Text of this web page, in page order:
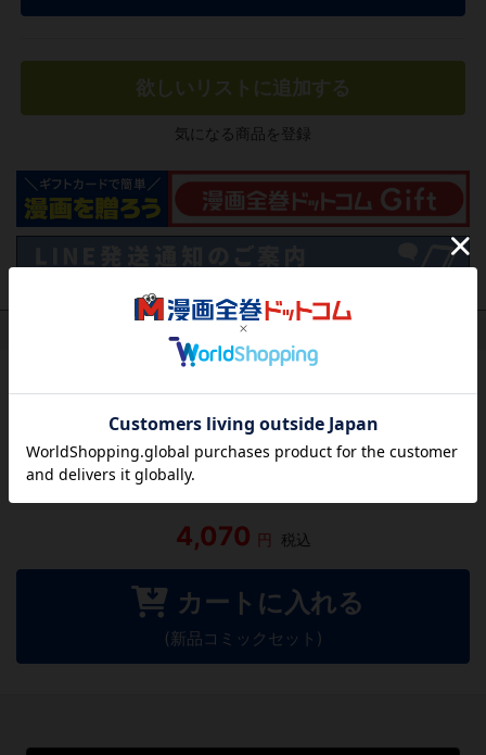
欲しいリストに追加する
気になる商品を登録
（関連商品を含む）
レビューを書く
4,070 円 税込
カートに入れる
(新品コミックセット)